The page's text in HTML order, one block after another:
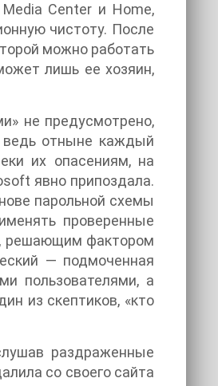
Center и Home,
чистоту. После
можно работать
лишь ее хозяин,
не предусмотрено,
ведь отныне каждый
их опасениям, на
явно припоздала.
парольной схемы
проверенные
решающим фактором
— подмоченная
пользователями, а
из скептиков, «кто
раздраженные
со своего сайта